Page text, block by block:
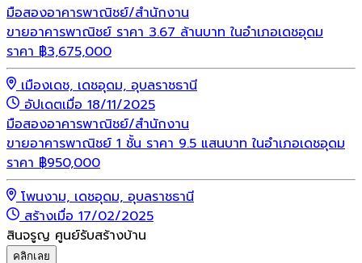
มือสองอาคารพาณิชย์/สำนักงาน
ขายอาคารพาณิชย์ ราคา 3.67 ล้านบาท ในอำเภอเดชอุดม
ราคา ฿3,675,000
เมืองเดช, เดชอุดม, อุบลราชธานี
อัปเดตเมื่อ 18/11/2025
มือสองอาคารพาณิชย์/สำนักงาน
ขายอาคารพาณิชย์ 1 ชั้น ราคา 9.5 แสนบาท ในอำเภอเดชอุดม
ราคา ฿950,000
โพนงาม, เดชอุดม, อุบลราชธานี
สร้างเมื่อ 17/02/2025
สินจรูญ ศูนย์รับสร้างบ้าน
คลิกเลย